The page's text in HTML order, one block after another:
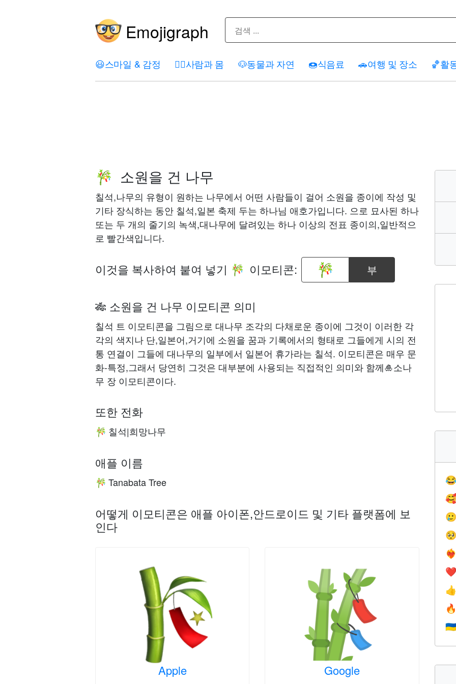
Emojigraph
😃스마일 & 감정 🤦‍♀️사람과 몸 🐶동물과 자연 🍩식음료 🚗여행 및 장소 🏀활
🎋 소원을 건 나무
칠석,나무의 유형이 원하는 나무에서 어떤 사람들이 걸어 소원을 종이에 작성 및
기타 장식하는 동안 칠석,일본 축제 두는 하나님 애호가입니다. 으로 묘사된 하나
또는 두 개의 줄기의 녹색,대나무에 달려있는 하나 이상의 전표 종이의,일반적으
로 빨간색입니다.
이것을 복사하여 붙여 넣기 🎋 이모티콘: 부
🎋 소원을 건 나무 이모티콘 의미
칠석 트 이모티콘을 그림으로 대나무 조각의 다채로운 종이에 그것이 이러한 각
각의 색지나 단,일본어,거기에 소원을 꿈과 기록에서의 형태로 그들에게 시의 전
통 연결이 그들에 대나무의 일부에서 일본어 휴가라는 칠석. 이모티콘은 매우 문
화-특정,그래서 당연히 그것은 대부분에 사용되는 직접적인 의미와 함께🎍소나
무 장 이모티콘이다.
또한 전화
🎋 칠석|희망나무
애플 이름
🎋 Tanabata Tree
어떻게 이모티콘은 애플 아이폰,안드로이드 및 기타 플랫폼에 보
인다
Apple Google
😂
🥰
🥲
🥺
❤️‍🔥
❤️
👍
🔥
🇺🇦